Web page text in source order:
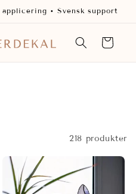
• Svensk support
Varukorg
218 produkter